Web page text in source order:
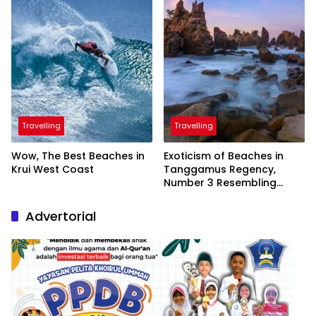
Travelling
Wow, The Best Beaches in
Krui West Coast
Travelling
Exoticism of Beaches in
Tanggamus Regency,
Number 3 Resembling
Advertorial